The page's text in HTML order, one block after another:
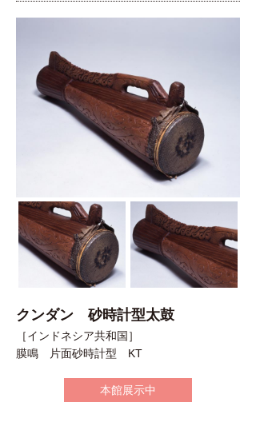
クンダン 砂時計型太鼓
［インドネシア共和国］
膜鳴 片面砂時計型 KT
本館展示中